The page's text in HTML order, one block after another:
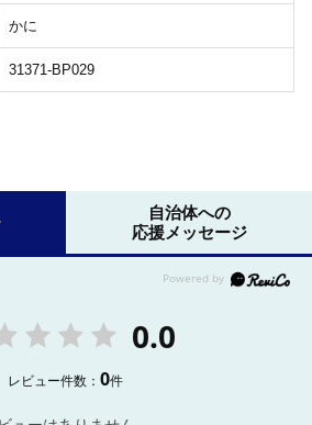
かに
31371-BP029
自治体への
応援メッセージ
0.0
レビュー件数：0件